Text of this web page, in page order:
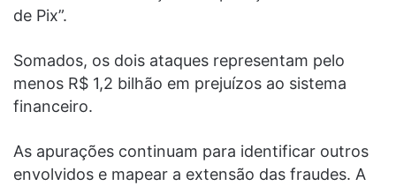
de Pix”.
Somados, os dois ataques representam pelo
menos R$ 1,2 bilhão em prejuízos ao sistema
financeiro.
As apurações continuam para identificar outros
envolvidos e mapear a extensão das fraudes. A